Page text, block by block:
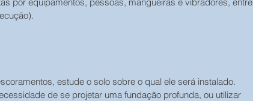
estude o solo sobre o qual ele será instalado.
de se projetar uma fundação profunda, ou utilizar